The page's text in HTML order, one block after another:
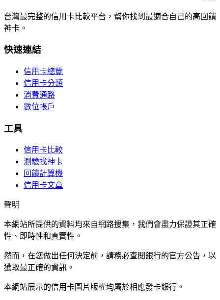
台灣最完整的信用卡比較平台，幫你找到最適合自己的高回饋
神卡。
快速連結
信用卡總覽
信用卡分類
消費通路
數位帳戶
工具
信用卡比較
測驗找神卡
回饋計算機
信用卡文章
聲明
本網站所提供的資料均來自網路搜集，我們會盡力保證其正確
性、即時性和真實性。
然而，在您做出任何決定前，請務必查閱銀行的官方公告，以
獲取最正確的資訊。
本網站展示的信用卡圖片版權均屬於相應發卡銀行。